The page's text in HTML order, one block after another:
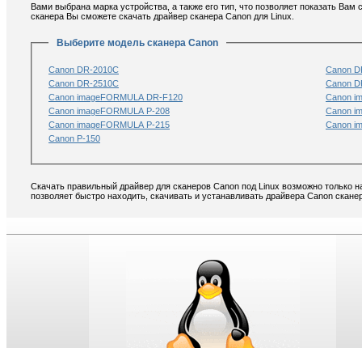
Вами выбрана марка устройства, а также его тип, что позволяет показать
сканера Вы сможете скачать драйвер сканера Canon для Linux.
Выберите модель сканера Canon
Canon DR-2010C
Canon
Canon DR-2510C
Canon
Canon imageFORMULA DR-F120
Canon
Canon imageFORMULA P-208
Canon
Canon imageFORMULA P-215
Canon
Canon P-150
Скачать правильный драйвер для сканеров Canon под Linux возможно только
позволяет быстро находить, скачивать и устанавливать драйвера Canon